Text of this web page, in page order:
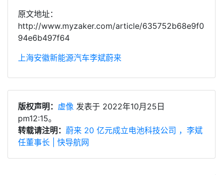
原文地址：
http://www.myzaker.com/article/635752b68e9f0
94e6b497f64
上海安徽新能源汽车李斌蔚来
版权声明： 虚像 发表于 2022年10月25日
pm12:15。
转载请注明： 蔚来 20 亿元成立电池科技公司 ，李斌
任董事长 | 快导航网